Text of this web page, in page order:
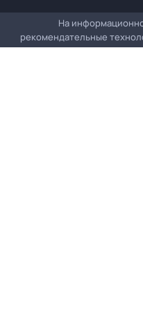
На
рекомендательные